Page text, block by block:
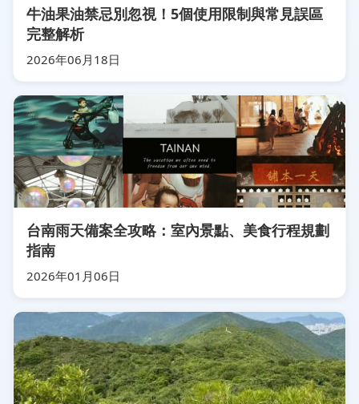
牛油果油禁忌別忽視！5個使用限制與常見誤區
完整解析
2026年06月18日
台南雨天備案全攻略：室內景點、美食行程規劃
指南
2026年01月06日